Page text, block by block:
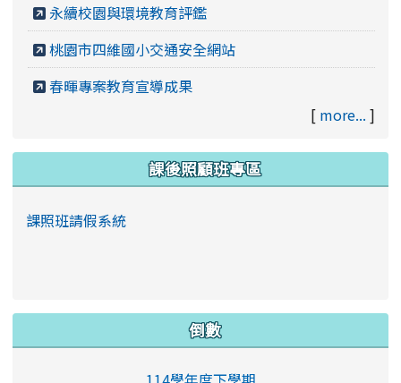
永續校園與環境教育評鑑
桃園市四維國小交通安全網站
春暉專案教育宣導成果
[ more... ]
課後照顧班專區
課照班請假系統
倒數